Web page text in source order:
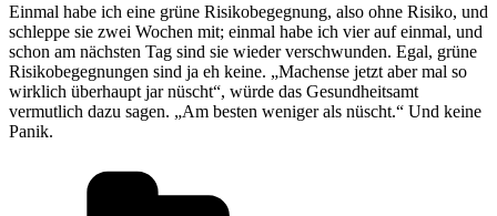
Einmal habe ich eine grüne Risikobegegnung, also ohne Risiko, und
schleppe sie zwei Wochen mit; einmal habe ich vier auf einmal, und
schon am nächsten Tag sind sie wieder verschwunden. Egal, grüne
Risikobegegnungen sind ja eh keine. „Machense jetzt aber mal so
wirklich überhaupt jar nüscht“, würde das Gesundheitsamt
vermutlich dazu sagen. „Am besten weniger als nüscht.“ Und keine
Panik.